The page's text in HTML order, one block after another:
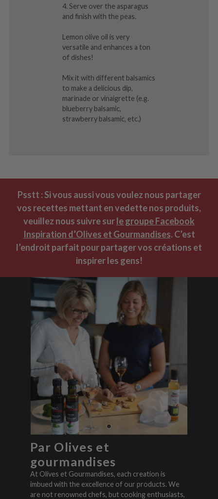
4. Serve over the asparagus
and finish with the peas.
Lemon olive oil is very
versatile and enhances a ton
of dishes!
Mix it with different balsamics
to make a delicious dip,
marinade or vinaigrette (e.g.
blueberry balsamic,
strawberry balsamic, etc.)
Psstt : Si vous aussi vous voulez nous partager
vos recettes mettant en vedette nos produits,
veuillez nous suivre surle groupe Facebook
Inspiration d’Olives et Gourmandises. C’est
l’endroit parfait pour partager vos créations et
inspirer les gens!
Par Olives et
gourmandises
At Olives et Gourmandises, each creation is
imbued with the excellence of our products. We
are not renowned chefs, but cooking enthusiasts,